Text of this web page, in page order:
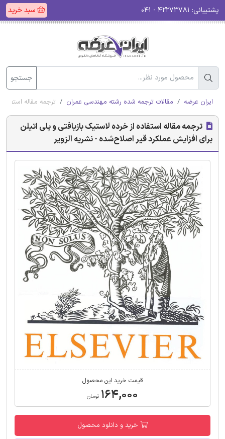
پشتیبانی: سبد خرید
جستجو
ایران عرضه مقالات ترجمه شده رشته مهندسی عمران ترجمه مقاله
ترجمه مقاله استفاده از خرده لاستیک بازیافتی و پلی اتیلن
برای افزایش عملکرد قیر اصلاح‌شده - نشریه الزویر
قیمت خرید این محصول
۱۶۴,۰۰۰ تومان
خرید و دانلود محصول